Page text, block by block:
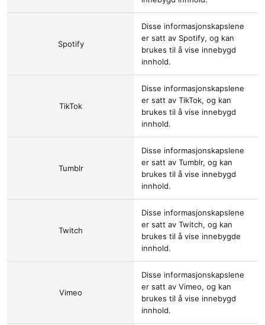
Spotify
Disse informasjonskapslene
er satt av Spotify, og kan
brukes til å vise innebygd
innhold.
TikTok
Disse informasjonskapslene
er satt av TikTok, og kan
brukes til å vise innebygd
innhold.
Tumblr
Disse informasjonskapslene
er satt av Tumblr, og kan
brukes til å vise innebygd
innhold.
Twitch
Disse informasjonskapslene
er satt av Twitch, og kan
brukes til å vise innebygde
innhold.
Vimeo
Disse informasjonskapslene
er satt av Vimeo, og kan
brukes til å vise innebygd
innhold.